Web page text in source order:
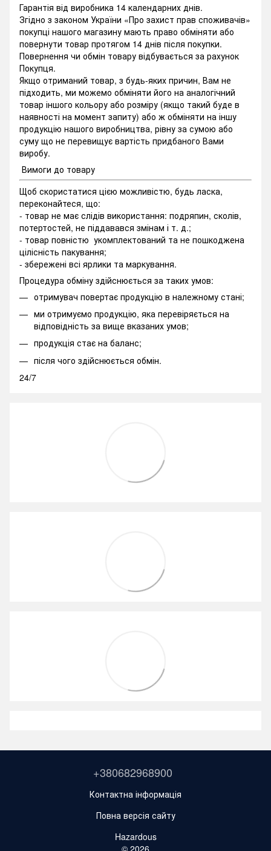
Гарантія від виробника 14 календарних днів.
Згідно з законом України «Про захист прав споживачів»
покупці нашого магазину мають право обміняти або
повернути товар протягом 14 днів після покупки.
Повернення чи обмін товару відбувається за рахунок
Покупця.
Якщо отриманий товар, з будь-яких причин, Вам не
підходить, ми можемо обміняти його на аналогічний
товар іншого кольору або розміру (якщо такий буде в
наявності на момент запиту) або ж обміняти на іншу
продукцію нашого виробництва, рівну за сумою або
суму що не перевищує вартість придбаного Вами
виробу.
Вимоги до товару
Щоб скористатися цією можливістю, будь ласка,
переконайтеся, що:
- товар не має слідів використання: подряпин, сколів,
потертостей, не піддавався змінам і т. д.;
- товар повністю укомплектований та не пошкоджена
цілісність пакування;
- збережені всі ярлики та маркування.
Процедура обміну здійснюється за таких умов:
отримувач повертає продукцію в належному стані;
ми отримуємо продукцію, яка перевіряється на
відповідність за вище вказаних умов;
продукція стає на баланс;
після чого здійснюється обмін.
24/7
+380682968900
Контактна інформація
Повна версія сайту
Hazardous
© 2026